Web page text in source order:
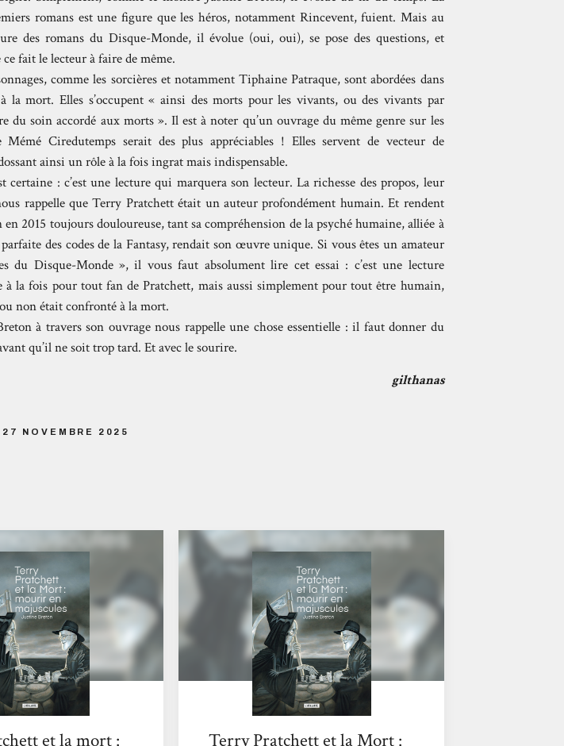
romans est une figure que les héros, notamment Rincevent, fuient. Mais au
des romans du Disque-Monde, il évolue (oui, oui), se pose des questions, et
ce fait le lecteur à faire de même.
comme les sorcières et notamment Tiphaine Patraque, sont abordées dans
la mort. Elles s’occupent « ainsi des morts pour les vivants, ou des vivants par
du soin accordé aux morts ». Il est à noter qu’un ouvrage du même genre sur les
Mémé Ciredutemps serait des plus appréciables ! Elles servent de vecteur de
ainsi un rôle à la fois ingrat mais indispensable.
certaine : c’est une lecture qui marquera son lecteur. La richesse des propos, leur
rappelle que Terry Pratchett était un auteur profondément humain. Et rendent
2015 toujours douloureuse, tant sa compréhension de la psyché humaine, alliée à
des codes de la Fantasy, rendait son œuvre unique. Si vous êtes un amateur
du Disque-Monde », il vous faut absolument lire cet essai : c’est une lecture
à la fois pour tout fan de Pratchett, mais aussi simplement pour tout être humain,
non était confronté à la mort.
à travers son ouvrage nous rappelle une chose essentielle : il faut donner du
qu’il ne soit trop tard. Et avec le sourire.
gilthanas
NOVEMBRE 2025
et la mort :
Terry Pratchett et la Mort :